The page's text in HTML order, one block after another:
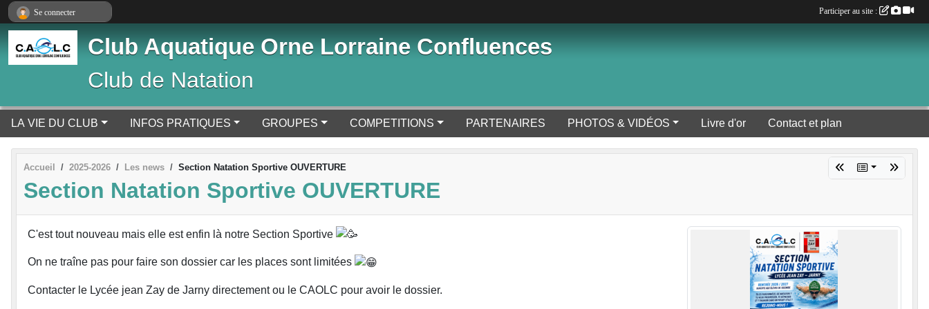
Club Aquatique Orne Lorraine Confluences
Club de Natation
LA VIE DU CLUB INFOS PRATIQUES GROUPES COMPETITIONS PARTENAIRES PHOTOS & VIDÉOS Livre d'or Contact et plan
Accueil 2025-2026 Les news Section Natation Sportive OUVERTURE
Section Natation Sportive OUVERTURE
C'est tout nouveau mais elle est enfin là notre Section Sportive
On ne traîne pas pour faire son dossier car les places sont limitées
Contacter le Lycée jean Zay de Jarny directement ou le CAOLC pour avoir le dossier.
Se connecter Participer au site :
Panneau de gestion des cookies